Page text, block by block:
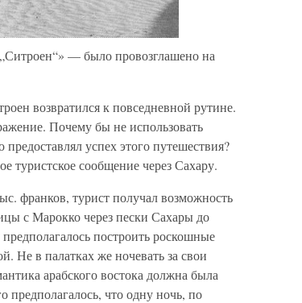
— было провозглашено на
возвратился к повседневной рутине.
Почему бы не использовать
успех этого путешествия?
туристское сообщение через Сахару.
франков, турист получал возможность
с Марокко через пески Сахары до
построить роскошные
Не в палатках же ночевать за свои
арабского востока должна была
предполагалось, что одну ночь, по